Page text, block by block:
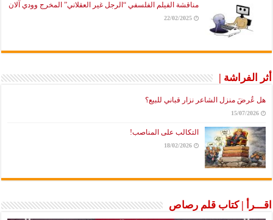
مناقشة الفيلم الفلسفي “الرجل غير العقلاني” المخرج وودي آلان
22/02/2025
أثر الفراشة |
هل عُرضَ منزل الشاعر نزار قباني للبيع؟
15/07/2026
التكالب على المناصب!
18/02/2026
اقـــرأ | كتاب قلم رصاص